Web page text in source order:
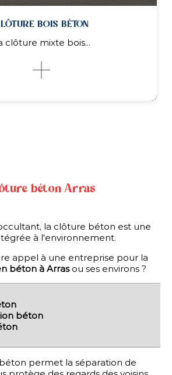
BÉTON
bois...
et la
une gamme...
béton Arras
la clôture béton est une
à l'environnement.
appel à une entreprise pour la
béton à Arrasou ses environs ?
béton
permet la séparation de